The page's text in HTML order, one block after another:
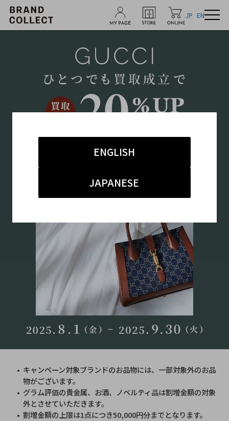
JP EN
ENGLISH
JAPANESE
キャンペーン対象ブランドのお品物には、一部対象外のお品
物がございます。
グラム評価の貴金属、お酒、ノベルティ品は割増金額の対象
外とさせていただきます。
割増金額の上限は1点につき50,000円分までとなります。